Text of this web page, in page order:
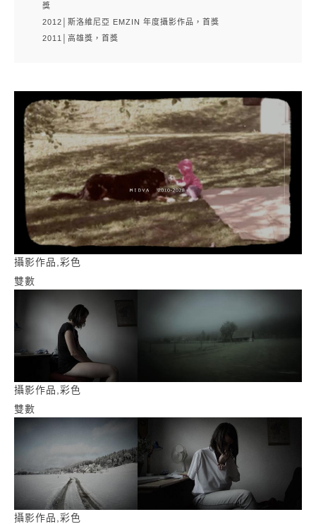
獎
2012│斯洛維尼亞 EMZIN 年度攝影作品，首獎
2011│高雄獎，首獎
攝影作品,彩色
雙數
攝影作品,彩色
雙數
攝影作品,彩色